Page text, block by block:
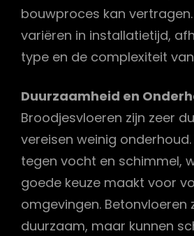
bouwproces kan
variëren in installatietijd,
type en de complexiteit
Duurzaamheid en
Broodjesvloeren zijn zeer
vereisen weinig
tegen vocht en schimmel,
goede keuze maakt voor
omgevingen. Betonvloeren
duurzaam, maar kunnen